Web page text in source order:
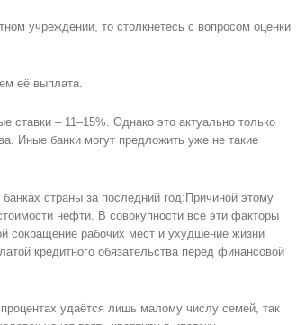
учреждении, то столкнетесь с вопросом оценки
её выплата.
ставки – 11–15%. Однако это актуально только
Иные банки могут предложить уже не такие
страны за последний год:Причиной этому
нефти. В совокупности все эти факторы
сокращение рабочих мест и ухудшение жизни
кредитного обязательства перед финансовой
удаётся лишь малому числу семей, так